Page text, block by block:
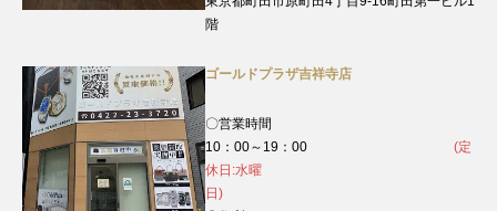
階
ゴールドプラザ吉祥寺店
〇営業時間
10：00～19：00 (定
休日:水曜
日)